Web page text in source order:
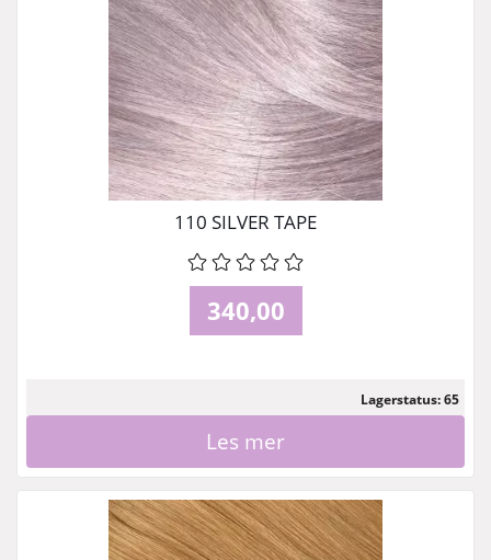
110 SILVER TAPE
340,00
Lagerstatus: 65
Les mer